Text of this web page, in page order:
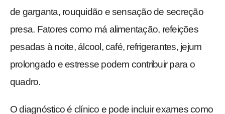
de garganta, rouquidão e sensação de secreção
presa. Fatores como má alimentação, refeições
pesadas à noite, álcool, café, refrigerantes, jejum
prolongado e estresse podem contribuir para o
quadro.
O diagnóstico é clínico e pode incluir exames como